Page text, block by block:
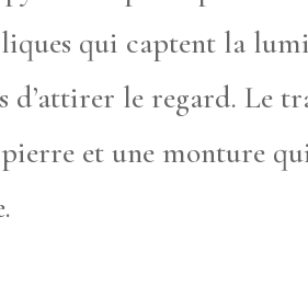
qui captent la
d’attirer le regard. Le
et une monture